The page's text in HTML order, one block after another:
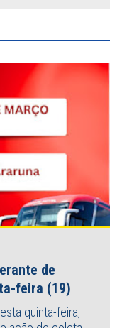
de
feira (19)
quinta-feira,